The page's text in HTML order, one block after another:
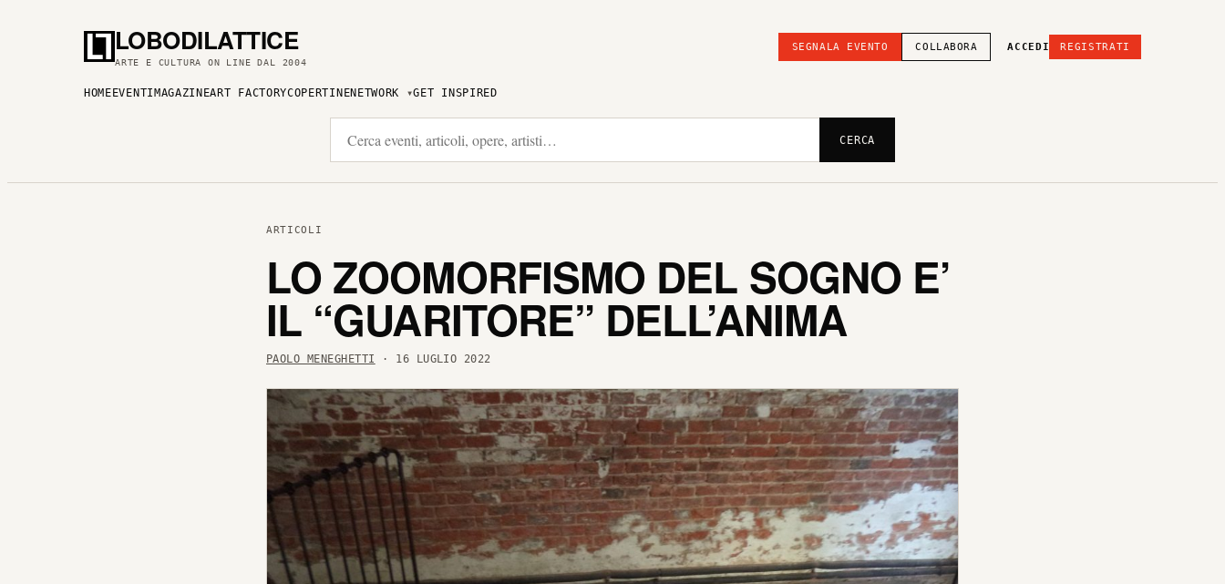
LOBODILATTICE
ARTE E CULTURA ON LINE DAL 2004
SEGNALA EVENTO COLLABORA ACCEDI REGISTRATI
HOME EVENTI MAGAZINEART FACTORYCOPERTINENETWORK GET INSPIRED
CERCA
ARTICOLI
LO ZOOMORFISMO DEL SOGNO E’
IL “GUARITORE” DELL’ANIMA
PAOLO MENEGHETTI · 16 LUGLIO 2022